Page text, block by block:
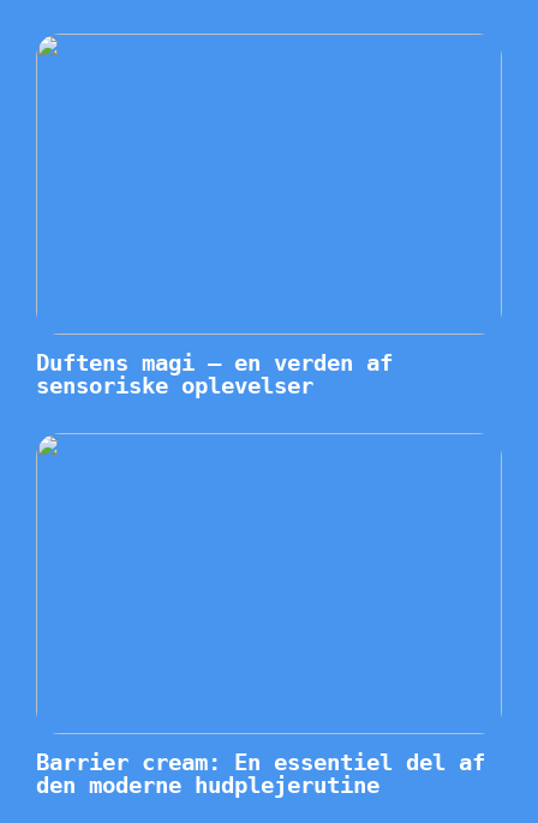
Duftens magi – en verden af
sensoriske oplevelser
Barrier cream: En essentiel del af
den moderne hudplejerutine